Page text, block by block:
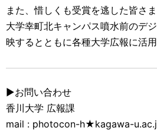
また、惜しくも受賞を逃した皆さ
大学幸町北キャンパス噴水前のデ
映するとともに各種大学広報に活
▶お問い合わせ
香川大学 広報課
mail : photocon-h★kagawa-